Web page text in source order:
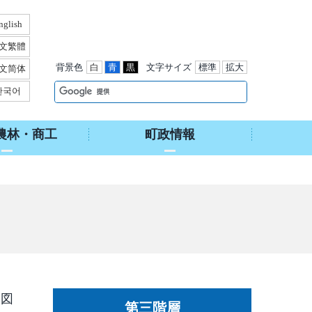
繁體
简体
국어
背景色 白 青 黒 文字サイズ 標準 拡大
林・商工 町政情報
第三階層